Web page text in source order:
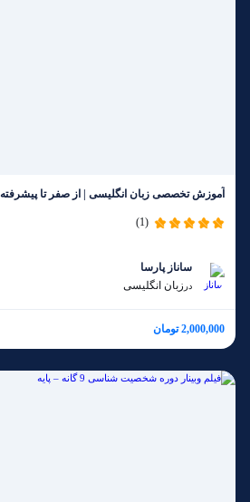
آموزش تخصصی زبان انگلیسی | از صفر تا پیشرفته
(1)
ساناز پارسا
در زبان انگلیسی
2,000,000 تومان